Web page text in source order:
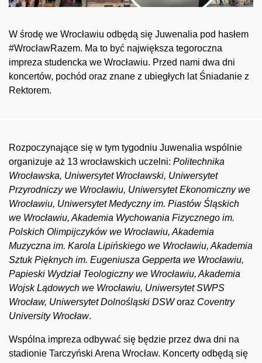
W środę we Wrocławiu odbędą się Juwenalia pod hasłem
#WrocławRazem. Ma to być największa tegoroczna
impreza studencka we Wrocławiu. Przed nami dwa dni
koncertów, pochód oraz znane z ubiegłych lat Śniadanie z
Rektorem.
Rozpoczynające się w tym tygodniu Juwenalia wspólnie
organizuje aż 13 wrocławskich uczelni: Politechnika
Wrocławska, Uniwersytet Wrocławski, Uniwersytet
Przyrodniczy we Wrocławiu, Uniwersytet Ekonomiczny we
Wrocławiu, Uniwersytet Medyczny im. Piastów Śląskich
we Wrocławiu, Akademia Wychowania Fizycznego im.
Polskich Olimpijczyków we Wrocławiu, Akademia
Muzyczna im. Karola Lipińskiego we Wrocławiu, Akademia
Sztuk Pięknych im. Eugeniusza Gepperta we Wrocławiu,
Papieski Wydział Teologiczny we Wrocławiu, Akademia
Wojsk Lądowych we Wrocławiu, Uniwersytet SWPS
Wrocław, Uniwersytet Dolnośląski DSWoraz Coventry
University Wrocław.
Wspólna impreza odbywać się będzie przez dwa dni na
stadionie Tarczyński Arena Wrocław. Koncerty odbędą się